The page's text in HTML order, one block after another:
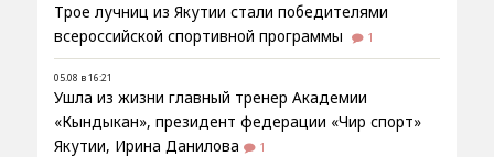
Трое лучниц из Якутии стали победителями
всероссийской спортивной программы
1
05.08 в 16:21
Ушла из жизни главный тренер Академии
«Кындыкан», президент федерации «Чир спорт»
Якутии, Ирина Данилова
1